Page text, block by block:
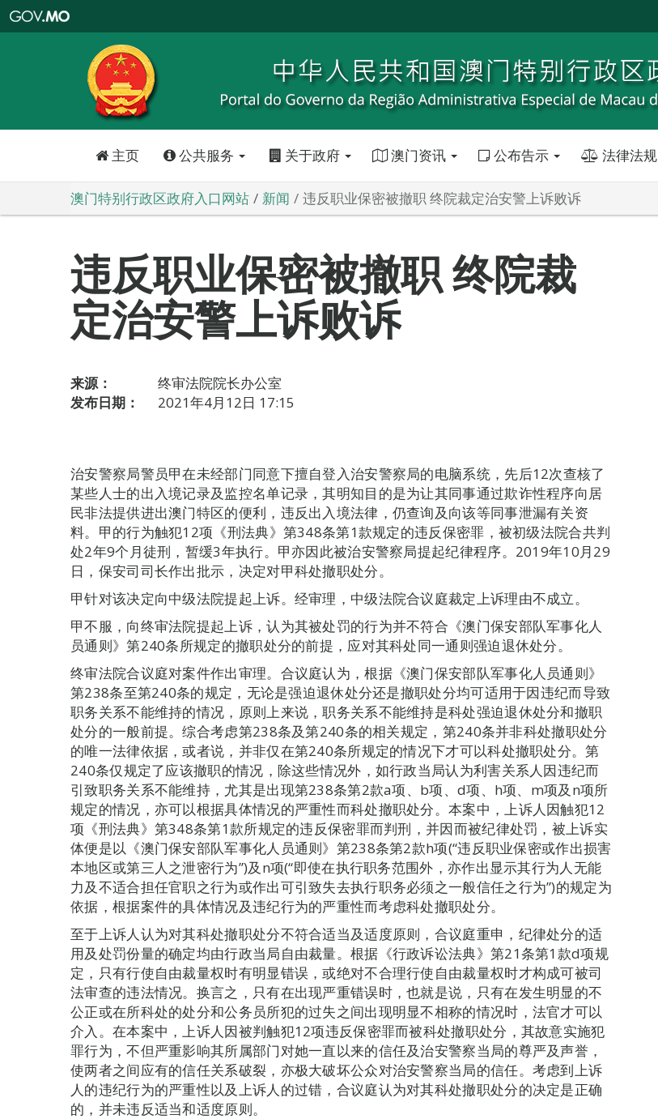
特
政
区
政
口
主页 公共服务 关于政府 澳门资讯 公布告示 法律法规
澳门特别行政区政府入口网站 新闻 违反职业保密被撤职 终院裁定治安警上诉败诉
违反职业保密被撤职 终院裁
定治安警上诉败诉
来源：
终审法院院长办公室
发布日期：
2021年4月12日 17:15
治安警察局警员甲在未经部门同意下擅自登入治安警察局的电脑系统，先后12次查核了
某些人士的出入境记录及监控名单记录，其明知目的是为让其同事通过欺诈性程序向居
民非法提供进出澳门特区的便利，违反出入境法律，仍查询及向该等同事泄漏有关资
料。甲的行为触犯12项《刑法典》第348条第1款规定的违反保密罪，被初级法院合共判
处2年9个月徒刑，暂缓3年执行。甲亦因此被治安警察局提起纪律程序。2019年10月29
日，保安司司长作出批示，决定对甲科处撤职处分。
甲针对该决定向中级法院提起上诉。经审理，中级法院合议庭裁定上诉理由不成立。
甲不服，向终审法院提起上诉，认为其被处罚的行为并不符合《澳门保安部队军事化人
员通则》第240条所规定的撤职处分的前提，应对其科处同一通则强迫退休处分。
终审法院合议庭对案件作出审理。合议庭认为，根据《澳门保安部队军事化人员通则》
第238条至第240条的规定，无论是强迫退休处分还是撤职处分均可适用于因违纪而导致
职务关系不能维持的情况，原则上来说，职务关系不能维持是科处强迫退休处分和撤职
处分的一般前提。综合考虑第238条及第240条的相关规定，第240条并非科处撤职处分
的唯一法律依据，或者说，并非仅在第240条所规定的情况下才可以科处撤职处分。第
240条仅规定了应该撤职的情况，除这些情况外，如行政当局认为利害关系人因违纪而
引致职务关系不能维持，尤其是出现第238条第2款a项、b项、d项、h项、m项及n项所
规定的情况，亦可以根据具体情况的严重性而科处撤职处分。本案中，上诉人因触犯12
项《刑法典》第348条第1款所规定的违反保密罪而判刑，并因而被纪律处罚，被上诉实
体便是以《澳门保安部队军事化人员通则》第238条第2款h项(“违反职业保密或作出损害
本地区或第三人之泄密行为”)及n项(“即使在执行职务范围外，亦作出显示其行为人无能
力及不适合担任官职之行为或作出可引致失去执行职务必须之一般信任之行为”)的规定为
依据，根据案件的具体情况及违纪行为的严重性而考虑科处撤职处分。
至于上诉人认为对其科处撤职处分不符合适当及适度原则，合议庭重申，纪律处分的适
用及处罚份量的确定均由行政当局自由裁量。根据《行政诉讼法典》第21条第1款d项规
定，只有行使自由裁量权时有明显错误，或绝对不合理行使自由裁量权时才构成可被司
法审查的违法情况。换言之，只有在出现严重错误时，也就是说，只有在发生明显的不
公正或在所科处的处分和公务员所犯的过失之间出现明显不相称的情况时，法官才可以
介入。在本案中，上诉人因被判触犯12项违反保密罪而被科处撤职处分，其故意实施犯
罪行为，不但严重影响其所属部门对她一直以来的信任及治安警察当局的尊严及声誉，
使两者之间应有的信任关系破裂，亦极大破坏公众对治安警察当局的信任。考虑到上诉
人的违纪行为的严重性以及上诉人的过错，合议庭认为对其科处撤职处分的决定是正确
的，并未违反适当和适度原则。